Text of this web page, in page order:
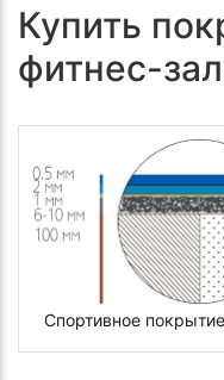
Купить
фитнес-
Спортивное